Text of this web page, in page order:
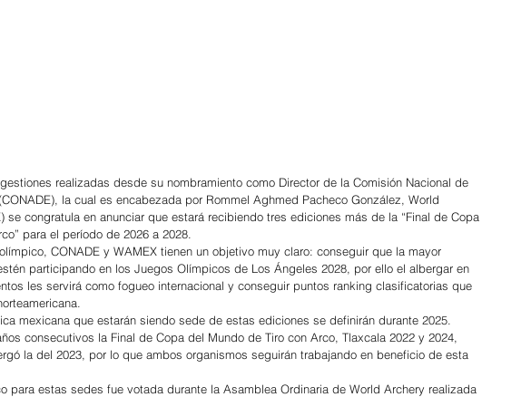
realizadas desde su nombramiento como Director de la Comisión Nacional de
la cual es encabezada por Rommel Aghmed Pacheco González, World
se congratula en anunciar que estará recibiendo tres ediciones más de la “Final de Copa
para el período de 2026 a 2028.
CONADE y WAMEX tienen un objetivo muy claro: conseguir que la mayor
participando en los Juegos Olímpicos de Los Ángeles 2028, por ello el albergar en
les servirá como fogueo internacional y conseguir puntos ranking clasificatorias que
mexicana que estarán siendo sede de estas ediciones se definirán durante 2025.
consecutivos la Final de Copa del Mundo de Tiro con Arco, Tlaxcala 2022 y 2024,
la del 2023, por lo que ambos organismos seguirán trabajando en beneficio de esta
para estas sedes fue votada durante la Asamblea Ordinaria de World Archery realizada